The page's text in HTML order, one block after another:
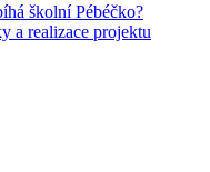
školní Pébéčko?
a realizace projektu